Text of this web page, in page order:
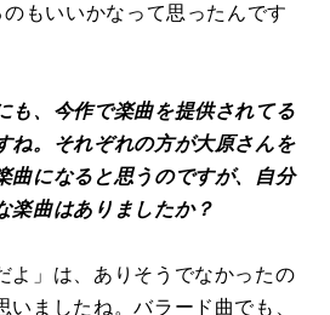
もいいかなって思ったんです
、今作で楽曲を提供されてる
ね。それぞれの方が大原さんを
曲になると思うのですが、自分
楽曲はありましたか？
よ」は、ありそうでなかったの
いましたね。バラード曲でも、